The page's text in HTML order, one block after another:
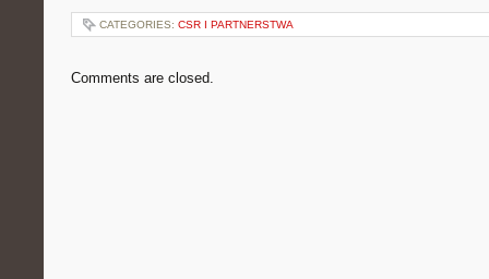
CATEGORIES: CSR I PARTNERSTWA
Comments are closed.